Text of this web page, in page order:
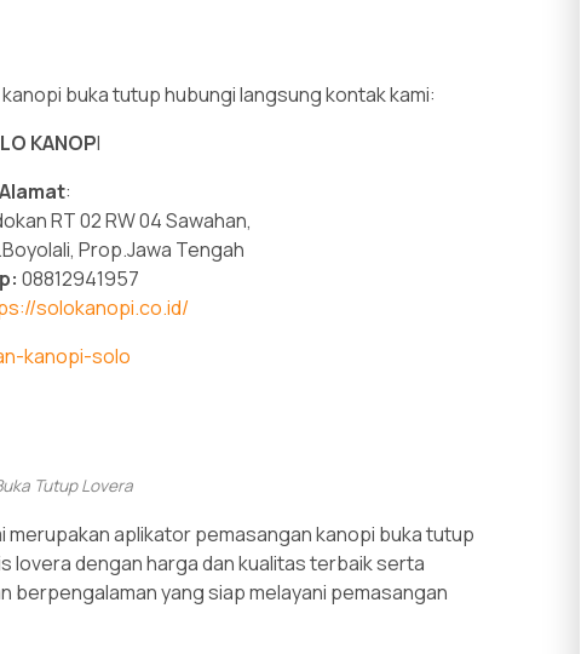
buka tutup hubungi langsung kontak kami:
KANOPI
Alamat:
RT 02 RW 04 Sawahan,
Prop.Jawa Tengah
08812941957
solokanopi.co.id/
Tutup Lovera
merupakan aplikator pemasangan kanopi buka tutup
lovera dengan harga dan kualitas terbaik serta
berpengalaman yang siap melayani pemasangan